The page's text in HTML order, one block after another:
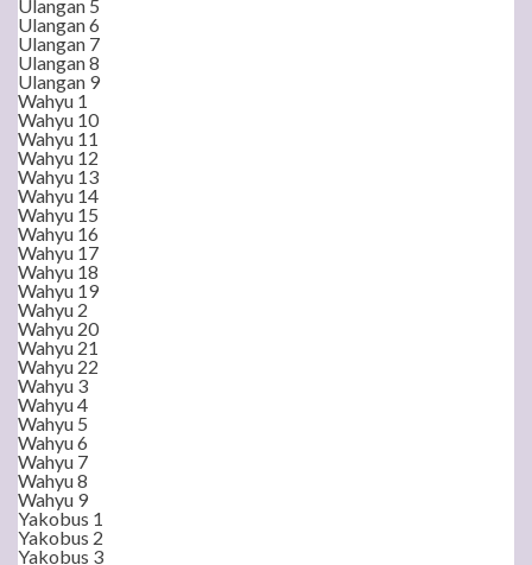
Ulangan 5
Ulangan 6
Ulangan 7
Ulangan 8
Ulangan 9
Wahyu 1
Wahyu 10
Wahyu 11
Wahyu 12
Wahyu 13
Wahyu 14
Wahyu 15
Wahyu 16
Wahyu 17
Wahyu 18
Wahyu 19
Wahyu 2
Wahyu 20
Wahyu 21
Wahyu 22
Wahyu 3
Wahyu 4
Wahyu 5
Wahyu 6
Wahyu 7
Wahyu 8
Wahyu 9
Yakobus 1
Yakobus 2
Yakobus 3